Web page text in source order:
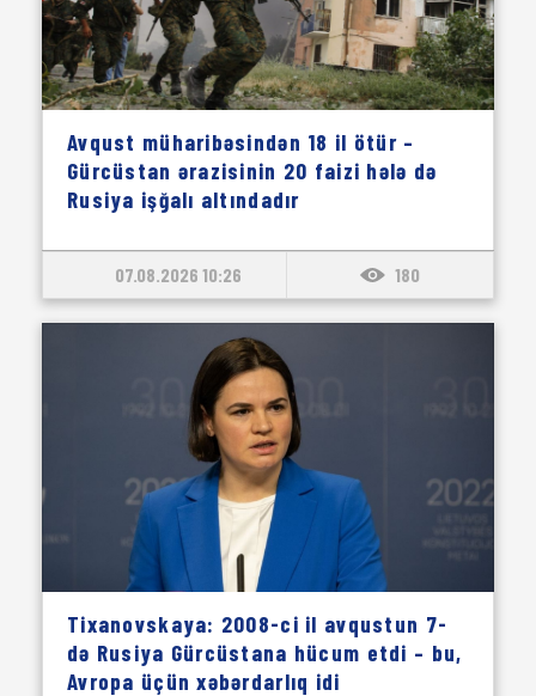
Avqust müharibəsindən 18 il ötür –
Gürcüstan ərazisinin 20 faizi hələ də
Rusiya işğalı altındadır
07.08.2026 10:26 180
Tixanovskaya: 2008-ci il avqustun 7-
də Rusiya Gürcüstana hücum etdi – bu,
Avropa üçün xəbərdarlıq idi